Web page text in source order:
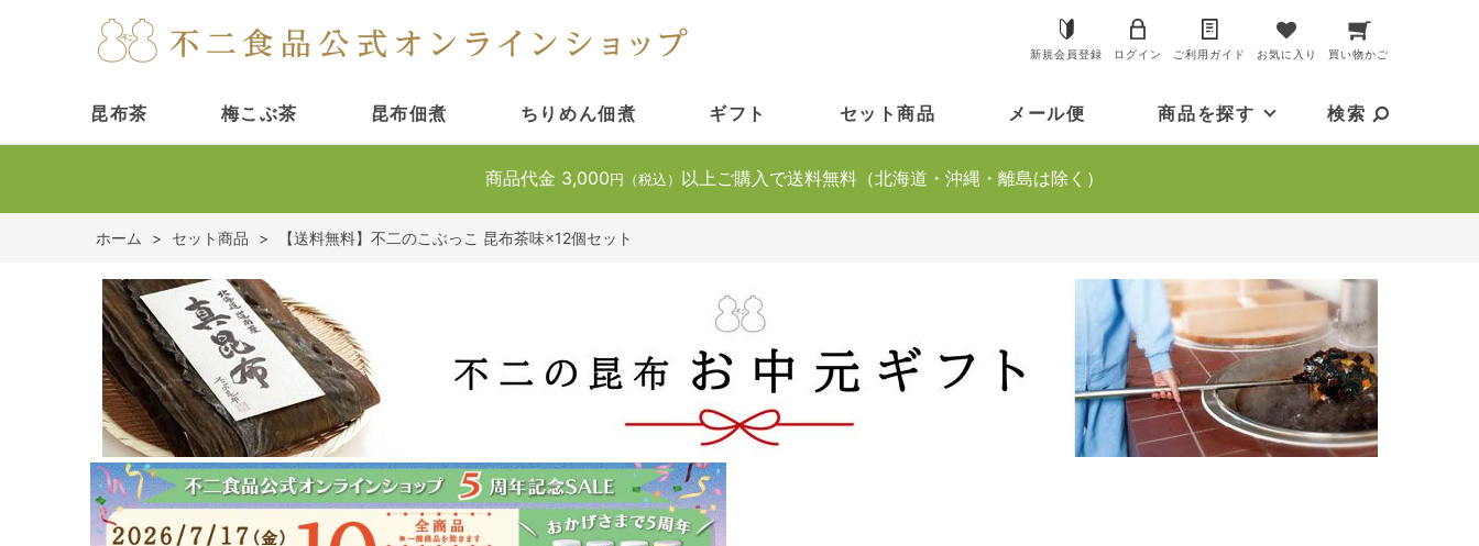
新規会員登録 ログイン ご利用ガイド お気に入り 買い物かご
昆布茶 梅こぶ茶 昆布佃煮 ちりめん佃煮 ギフト セット商品 メール便 商品を探す 検索
商品代金 3,000 円（税込） 以上ご購入で送料無料（北海道・沖縄・離島は除く）
ホーム > セット商品 > 【送料無料】不二のこぶっこ 昆布茶味×12個セット